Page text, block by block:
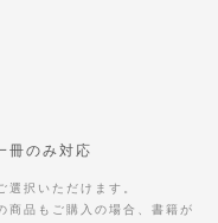
のみ対応
選択いただけます。
商品もご購入の場合、書籍が